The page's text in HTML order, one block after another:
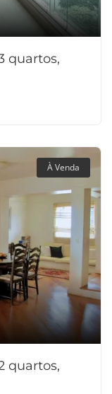
quartos,
À Venda
quartos,